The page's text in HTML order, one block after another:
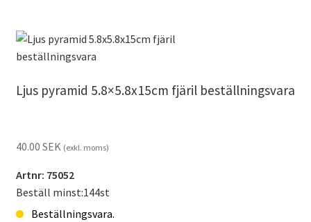
dia
emoji
beställningsvara
Ljus pyramid 5.8×5.8x15cm fjäril beställningsvara
40.00 SEK (exkl. moms)
Artnr: 75052
Beställ minst:144st
Beställningsvara.